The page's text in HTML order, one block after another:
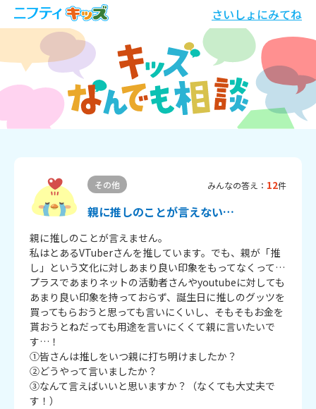
さいしょにみてね
その他 みんなの答え： 12件
親に推しのことが言えない…
親に推しのことが言えません。
私はとあるVTuberさんを推しています。でも、親が「推
し」という文化に対しあまり良い印象をもってなくって…
プラスであまりネットの活動者さんやyoutubeに対しても
あまり良い印象を持っておらず、誕生日に推しのグッツを
買ってもらおうと思っても言いにくいし、そもそもお金を
貰おうとねだっても用途を言いにくくて親に言いたいで
す…！
①皆さんは推しをいつ親に打ち明けましたか？
②どうやって言いましたか？
③なんて言えばいいと思いますか？（なくても大丈夫で
す！）